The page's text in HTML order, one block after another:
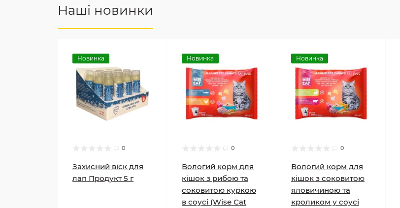
Наші новинки
Новинка
0
Захисний віск для
лап Продукт 5 г
Новинка
0
Вологий корм для
кішок з рибою та
соковитою куркою
в соусі (Wise Cat
Новинка
0
Вологий корм для
кішок з соковитою
яловичиною та
кроликом у соусі